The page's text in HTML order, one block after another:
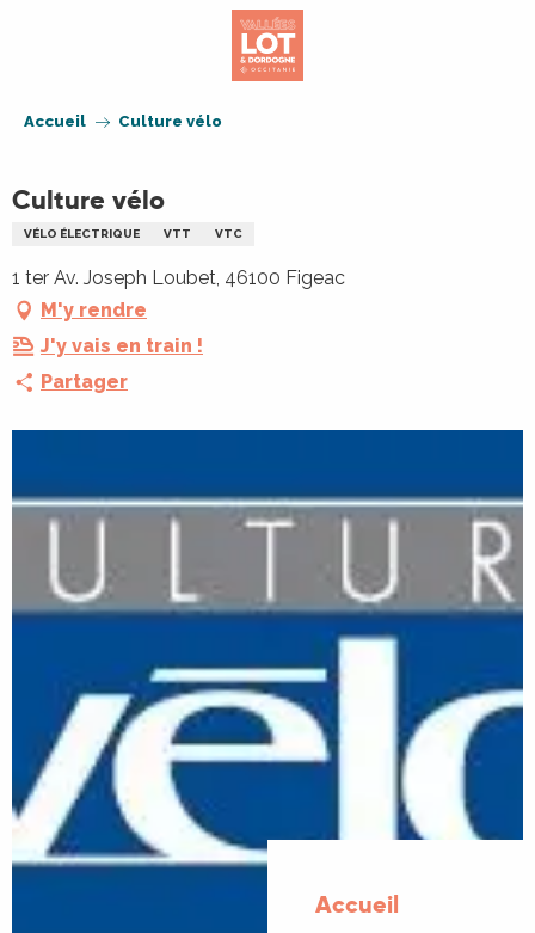
Accueil
Accueil Culture vélo
Culture vélo
VÉLO ÉLECTRIQUE VTT VTC
1 ter Av. Joseph Loubet, 46100 Figeac
M'y rendre
J'y vais en train !
Partager